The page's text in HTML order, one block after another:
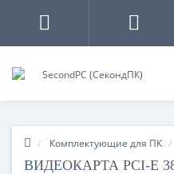
Комплектующие для ПК
ВИДЕОКАРТА PCI-E